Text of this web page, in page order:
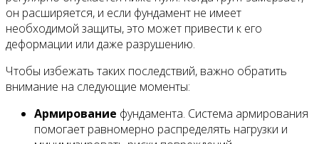
он расширяется, и если фундамент не имеет
необходимой защиты, это может привести к его
деформации или даже разрушению.
Чтобы избежать таких последствий, важно обратить
внимание на следующие моменты:
Армирование фундамента. Система армирования
помогает равномерно распределять нагрузки и